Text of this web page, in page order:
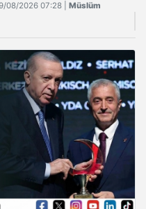
08/2026 07:28 | Müslüm